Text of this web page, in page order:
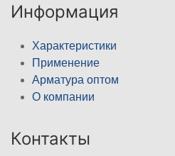
Информация
Характеристики
Применение
Арматура оптом
О компании
Контакты